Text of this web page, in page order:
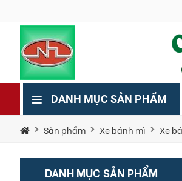
DANH MỤC SẢN PHẨM
Sản phẩm Xe bánh mì Xe
DANH MỤC SẢN PHẨM